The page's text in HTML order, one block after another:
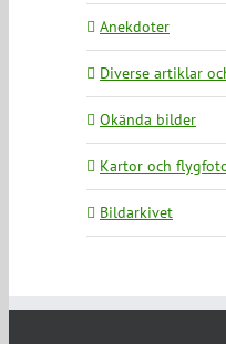
Anekdoter
Diverse artiklar
Okända bilder
Kartor och
Bildarkivet